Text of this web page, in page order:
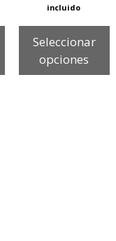
incluido
Seleccionar
opciones